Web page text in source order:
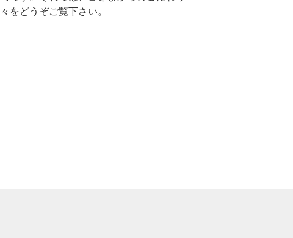
をどうぞご覧下さい。